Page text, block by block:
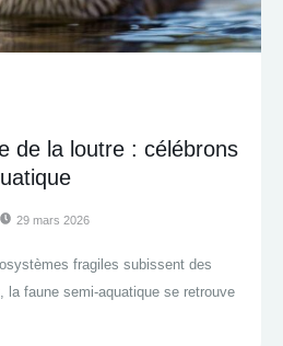
de la loutre : célébrons
29 mars 2026
fragiles subissent des
la faune semi-aquatique se retrouve